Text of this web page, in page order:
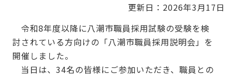
更新日：2026年3月17日
令和8年度以降に八潮市職員採用試験の受験を検
討されている方向けの「八潮市職員採用説明会」を
開催しました。
当日は、34名の皆様にご参加いただき、職員との